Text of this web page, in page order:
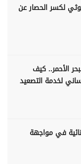
لكسر الحصار عن
الأحمر.. كيف
لخدمة التصعيد
في مواجهة